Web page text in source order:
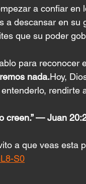
a confiar en
a descansar en su
que su poder
para reconocer
nada.Hoy,
rendirte
creen.” — Juan
a que veas esta
S0